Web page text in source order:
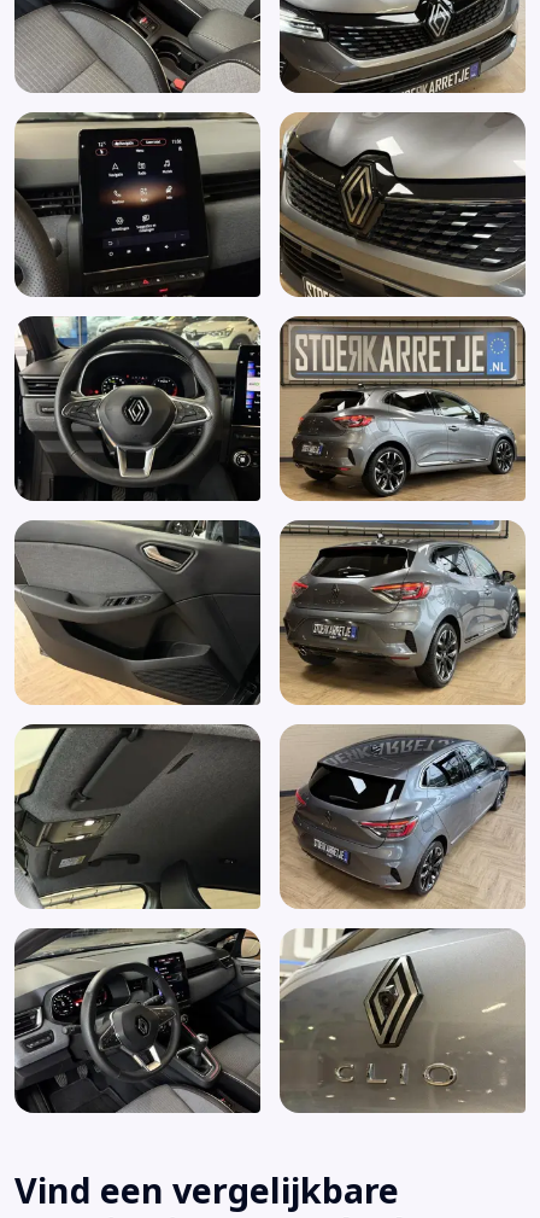
Vind een vergelijkbare